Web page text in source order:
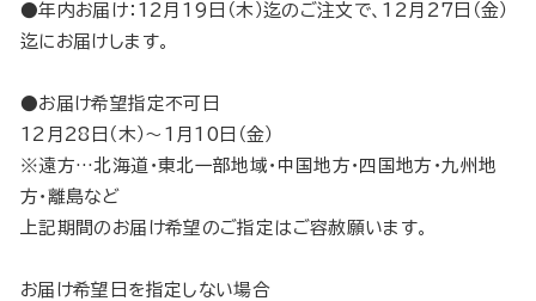
●年内お届け：12月19日（木）迄のご注文で、12月27日（金）
迄にお届けします。
●お届け希望指定不可日
12月28日（木）～1月10日（金）
※遠方…北海道・東北一部地域・中国地方・四国地方・九州地
方・離島など
上記期間のお届け希望のご指定はご容赦願います。
お届け希望日を指定しない場合